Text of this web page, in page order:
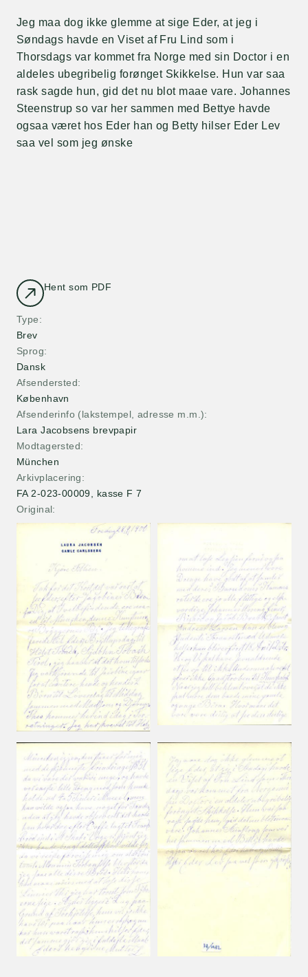
Hent som PDF
Type
Brev
Sprog
Dansk
Afsendersted
København
Afsenderinfo (lakstempel, adresse m.m.)
Lara Jacobsens brevpapir
Modtagersted
München
Arkivplacering
FA 2-023-00009, kasse F 7
Original
Jeg maa dog ikke glemme at sige Eder, at jeg i
Søndags havde en Viset af Fru Lind som i
Thorsdags var kommet fra Norge med sin Doctor i en
aldeles ubegribelig forønget Skikkelse. Hun var saa
rask sagde hun, gid det nu blot maae vare. Johannes
Steenstrup so var her sammen med Bettye havde
ogsaa været hos Eder han og Betty hilser Eder Lev
saa vel som jeg ønske